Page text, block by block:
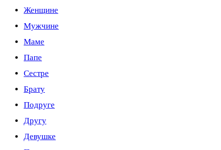
Женщине
Мужчине
Маме
Папе
Сестре
Брату
Подруге
Другу
Девушке